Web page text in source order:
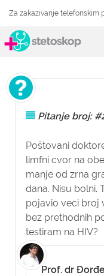
Za zakazivanje telefonskim
Pitanje broj:
Poštovani
limfni cvor na
manje od zrna
dana. Nisu bolni.
pojavio veci broj
bez prethodnih
testiram na HIV?
Prof. dr